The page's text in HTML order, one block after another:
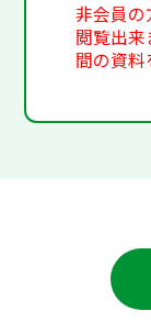
非会員
閲覧出
間の資料